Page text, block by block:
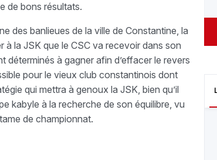
de bons résultats.
des banlieues de la ville de Constantine, la
la JSK que le CSC va recevoir dans son
déterminés à gagner afin d’effacer le revers
pour le vieux club constantinois dont
qui mettra à genoux la JSK, bien qu’il
kabyle à la recherche de son équilibre, vu
de championnat.